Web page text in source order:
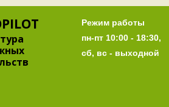
Режим работы
пн-пт 10:00 - 18:30,
сб, вс - выходной